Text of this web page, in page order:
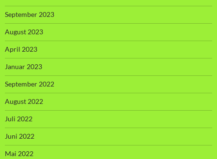
September 2023
August 2023
April 2023
Januar 2023
September 2022
August 2022
Juli 2022
Juni 2022
Mai 2022